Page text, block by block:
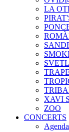
LA
XAVI
ZOO
CONCERTS
Agenda